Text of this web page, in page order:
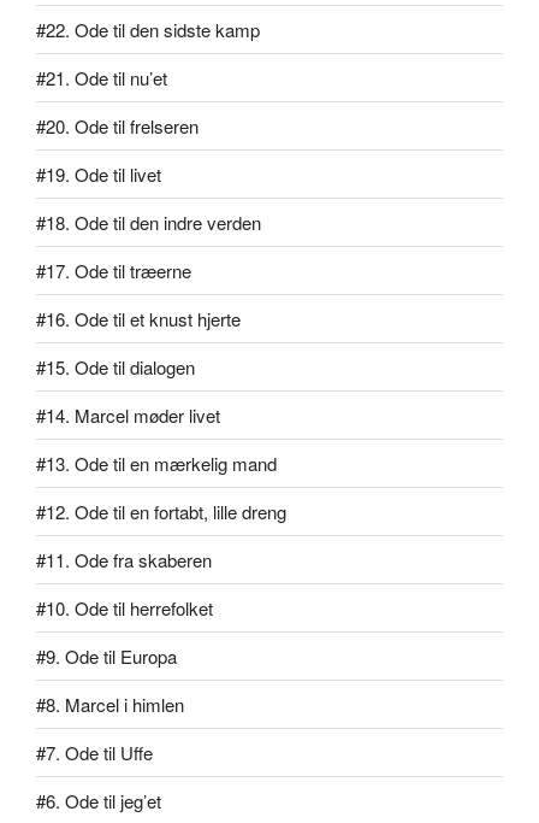
#22. Ode til den sidste kamp
#21. Ode til nu’et
#20. Ode til frelseren
#19. Ode til livet
#18. Ode til den indre verden
#17. Ode til træerne
#16. Ode til et knust hjerte
#15. Ode til dialogen
#14. Marcel møder livet
#13. Ode til en mærkelig mand
#12. Ode til en fortabt, lille dreng
#11. Ode fra skaberen
#10. Ode til herrefolket
#9. Ode til Europa
#8. Marcel i himlen
#7. Ode til Uffe
#6. Ode til jeg’et